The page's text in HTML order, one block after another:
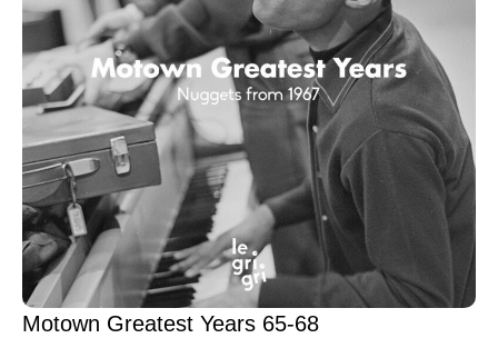
Motown Greatest Years 65-68